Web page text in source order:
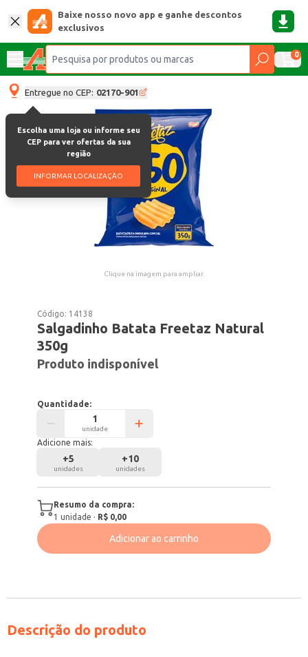
Baixe nosso novo app e ganhe descontos
exclusivos
0
Entregue no CEP: 02170-901
Escolha uma loja ou informe seu
CEP para ver ofertas da sua
região
INFORMAR LOCALIZAÇÃO
Clique na imagem para ampliar.
Código: 14138
Salgadinho Batata Freetaz Natural
350g
Produto indisponível
Quantidade:
unidade
Adicione mais:
+5
unidades
+10
unidades
Resumo da compra:
1 unidade · R$ 0,00
Adicionar ao carrinho
Descrição do produto